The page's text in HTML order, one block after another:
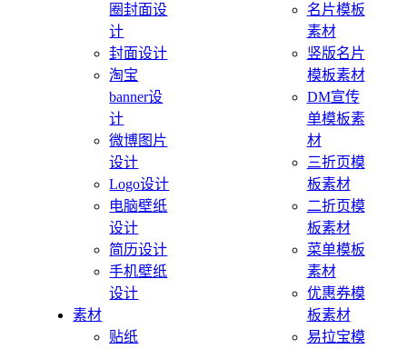
圈封面设
计
封面设计
淘宝
banner设
计
微博图片
设计
Logo设计
电脑壁纸
设计
简历设计
手机壁纸
设计
素材
贴纸
名片模板
素材
竖版名片
模板素材
DM宣传
单模板素
材
三折页模
板素材
二折页模
板素材
菜单模板
素材
优惠券模
板素材
易拉宝模